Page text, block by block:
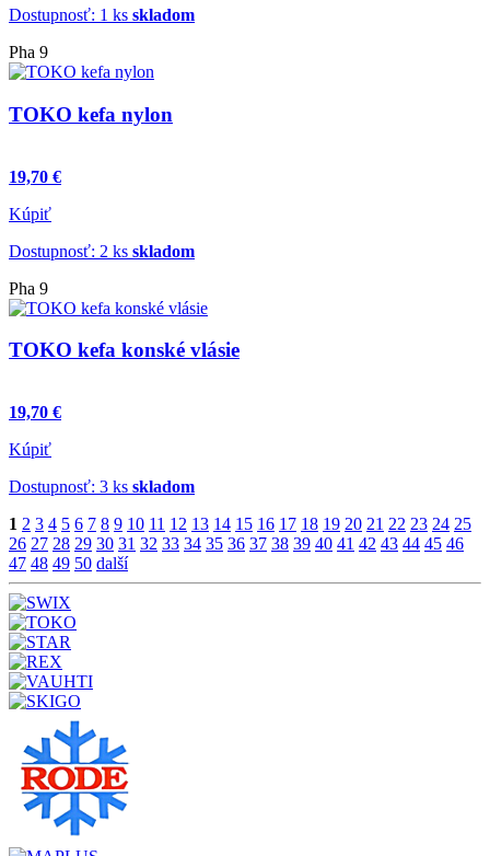
Dostupnosť: 1 ks skladom
Pha 9
TOKO kefa nylon
19,70 €
Kúpiť
Dostupnosť: 2 ks skladom
Pha 9
TOKO kefa konské vlásie
19,70 €
Kúpiť
Dostupnosť: 3 ks skladom
1 2 3 4 5 6 7 8 9 10 11 12 13 14 15 16 17 18 19 20 21 22 23 24 25
26 27 28 29 30 31 32 33 34 35 36 37 38 39 40 41 42 43 44 45 46
47 48 49 50 další